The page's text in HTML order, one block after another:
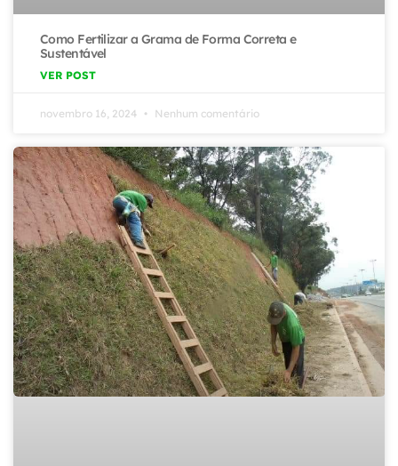
Como Fertilizar a Grama de Forma Correta e
Sustentável
VER POST
novembro 16, 2024 Nenhum comentário